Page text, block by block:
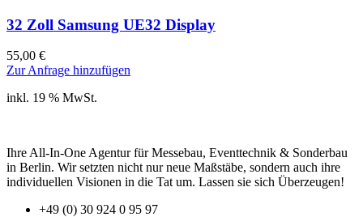
32 Zoll Samsung UE32 Display
55,00 €
Zur Anfrage hinzufügen
inkl. 19 % MwSt.
Ihre All-In-One Agentur für Messebau, Eventtechnik & Sonderbau
in Berlin. Wir setzten nicht nur neue Maßstäbe, sondern auch ihre
individuellen Visionen in die Tat um. Lassen sie sich Überzeugen!
+49 (0) 30 924 0 95 97